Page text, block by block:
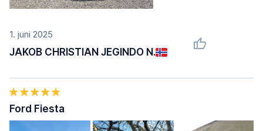
1. juni 2025
JAKOB CHRISTIAN JEGINDO N.
Ford Fiesta